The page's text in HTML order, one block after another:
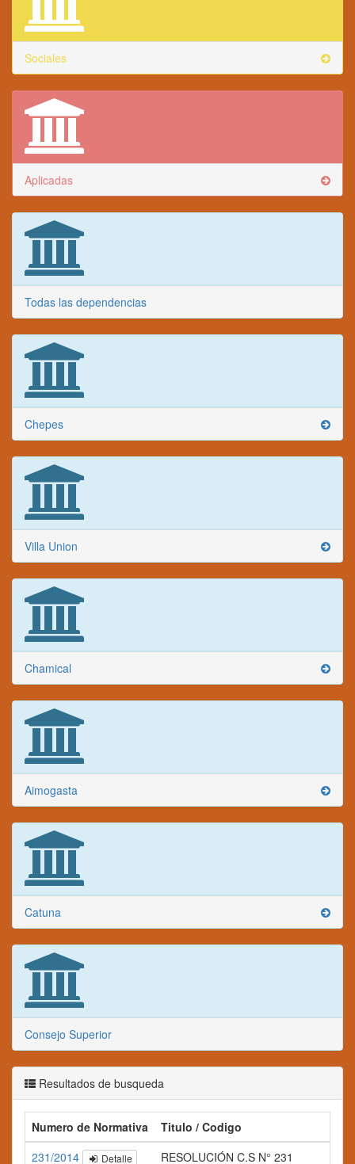
Sociales
Aplicadas
Todas las dependencias
Chepes
Villa Union
Chamical
Aimogasta
Catuna
Consejo Superior
Resultados de busqueda
Numero de Normativa
Titulo / Codigo
231/2014
Detalle RESOLUCIÓN C.S N° 231